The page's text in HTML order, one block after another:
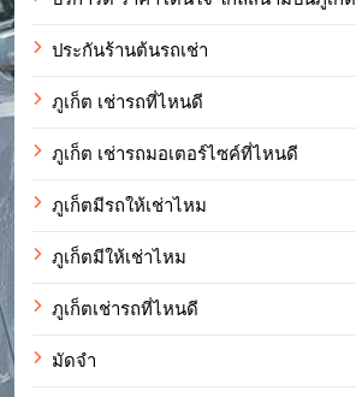
ประกันร้านต้นรถเช่า
ภูเก็ต เช่ารถที่ไหนดี
ภูเก็ต เช่ารถมอเตอร์ไซค์ที่ไหนดี
ภูเก็ตมีรถให้เช่าไหม
ภูเก็ตมีให้เช่าไหม
ภูเก็ตเช่ารถที่ไหนดี
มัดจำ